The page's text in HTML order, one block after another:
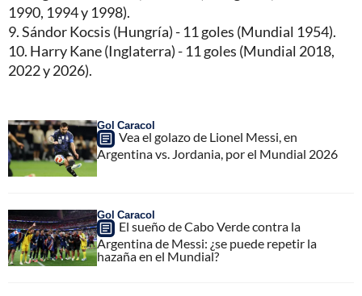
1990, 1994 y 1998).
9. Sándor Kocsis (Hungría) - 11 goles (Mundial 1954).
10. Harry Kane (Inglaterra) - 11 goles (Mundial 2018,
2022 y 2026).
Gol Caracol
Vea el golazo de Lionel Messi, en
Argentina vs. Jordania, por el Mundial 2026
Gol Caracol
El sueño de Cabo Verde contra la
Argentina de Messi: ¿se puede repetir la
hazaña en el Mundial?